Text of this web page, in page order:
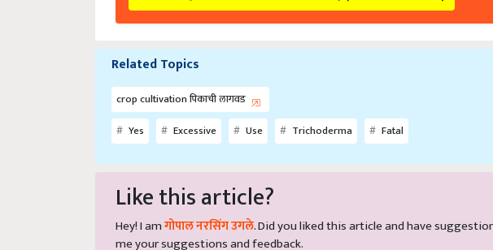
Related Topics
crop cultivation पिकाची लागवड
Yes
Excessive Use Trichoderma Fatal
Like this article?
Hey! I am गोपाल नरसिंग उगले . Did you liked this article and have
me your suggestions and feedback.